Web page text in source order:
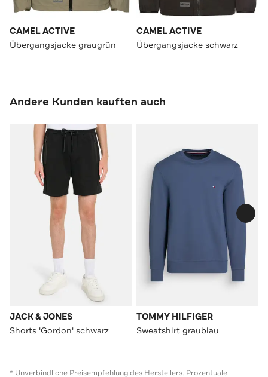
CAMEL ACTIVE
Übergangsjacke graugrün
CAMEL ACTIVE
Übergangsjacke schwarz
Andere Kunden kauften auch
JACK & JONES
Shorts 'Gordon' schwarz
TOMMY HILFIGER
Sweatshirt graublau
* Unverbindliche Preisempfehlung des Herstellers. Prozentuale